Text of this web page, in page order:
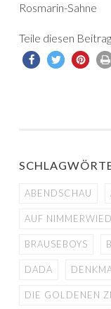
Rosmarin-Sahne
Teile diesen
ABENDSCHAU
AUF
BRAUSEBOYS
DADA
DIE GOLDENEN